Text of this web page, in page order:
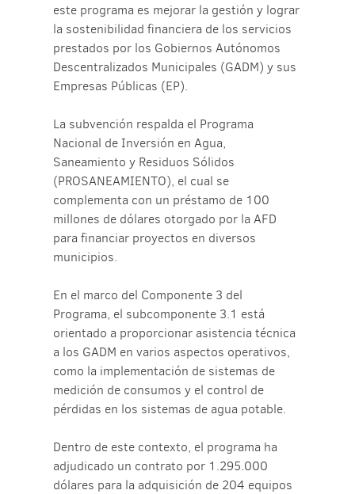
este programa es mejorar la gestión y lograr
la sostenibilidad financiera de los servicios
prestados por los Gobiernos Autónomos
Descentralizados Municipales (GADM) y sus
Empresas Públicas (EP).
La subvención respalda el Programa
Nacional de Inversión en Agua,
Saneamiento y Residuos Sólidos
(PROSANEAMIENTO), el cual se
complementa con un préstamo de 100
millones de dólares otorgado por la AFD
para financiar proyectos en diversos
municipios.
En el marco del Componente 3 del
Programa, el subcomponente 3.1 está
orientado a proporcionar asistencia técnica
a los GADM en varios aspectos operativos,
como la implementación de sistemas de
medición de consumos y el control de
pérdidas en los sistemas de agua potable.
Dentro de este contexto, el programa ha
adjudicado un contrato por 1.295.000
dólares para la adquisición de 204 equipos